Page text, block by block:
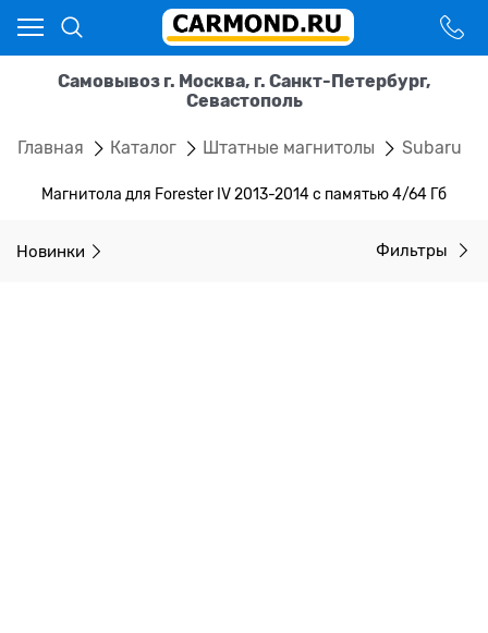
Самовывоз г. Москва, г. Санкт-Петербург,
Севастополь
Главная Каталог Штатные магнитолы Subaru
Магнитола для Forester IV 2013-2014 с памятью 4/64 Гб
Новинки Фильтры